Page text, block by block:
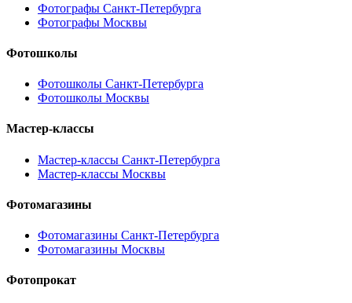
Фотографы Санкт-Петербурга
Фотографы Москвы
Фотошколы
Фотошколы Санкт-Петербурга
Фотошколы Москвы
Мастер-классы
Мастер-классы Санкт-Петербурга
Мастер-классы Москвы
Фотомагазины
Фотомагазины Санкт-Петербурга
Фотомагазины Москвы
Фотопрокат